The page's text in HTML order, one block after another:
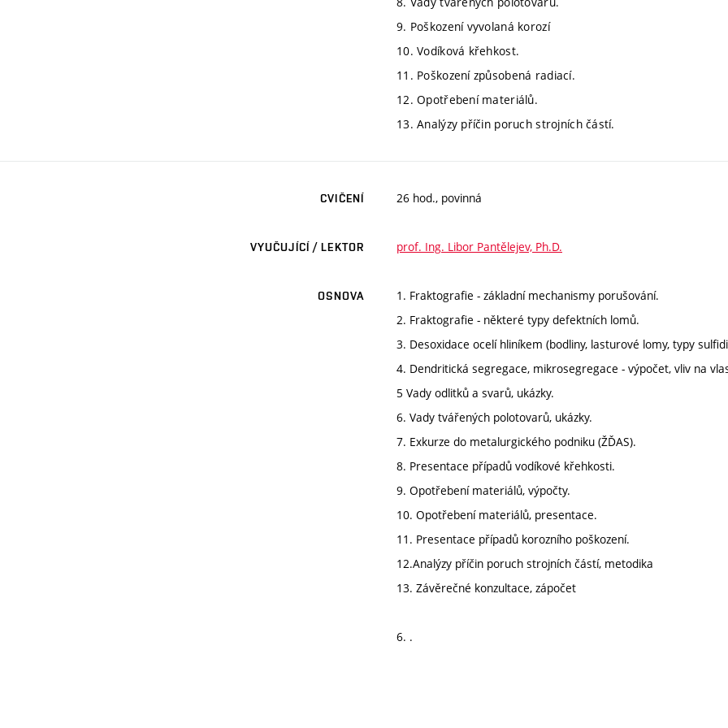
9. Poškození vyvolaná korozí
10. Vodíková křehkost.
11. Poškození způsobená radiací.
12. Opotřebení materiálů.
13. Analýzy příčin poruch strojních částí.
CVIČENÍ 26 hod., povinná
VYUČUJÍCÍ / LEKTOR prof. Ing. Libor Pantělejev, Ph.D.
OSNOVA
1. Fraktografie - základní mechanismy porušování.
2. Fraktografie - některé typy defektních lomů.
3. Desoxidace ocelí hliníkem (bodliny, lasturové lomy, typy
4. Dendritická segregace, mikrosegregace - výpočet, vliv na
5 Vady odlitků a svarů, ukázky.
6. Vady tvářených polotovarů, ukázky.
7. Exkurze do metalurgického podniku (ŽĎAS).
8. Presentace případů vodíkové křehkosti.
9. Opotřebení materiálů, výpočty.
10. Opotřebení materiálů, presentace.
11. Presentace případů korozního poškození.
12.Analýzy příčin poruch strojních částí, metodika
13. Závěrečné konzultace, zápočet
6. .